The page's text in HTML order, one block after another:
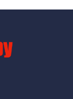
центра BBK
для
выяснить
каждый пульт ДУ
которое не